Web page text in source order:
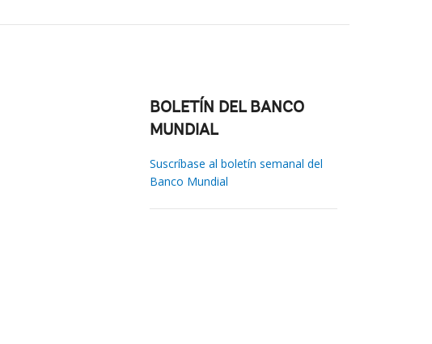
BOLETÍN DEL BANCO
MUNDIAL
Suscríbase al boletín semanal del
Banco Mundial